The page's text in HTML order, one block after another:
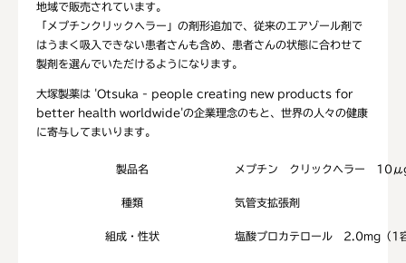
地域で販売されています。
「メプチンクリックヘラー」の剤形追加で、従来のエアゾール剤で
はうまく吸入できない患者さんも含め、患者さんの状態に合わせて
製剤を選んでいただけるようになります。
大塚製薬は 'Otsuka - people creating new products for
better health worldwide'の企業理念のもと、世界の人々の健康
に寄与してまいります。
製品名 メプチン クリックヘラー
種類 気管支拡張剤
組成・性状 塩酸プロカテロール 2.0mg（1